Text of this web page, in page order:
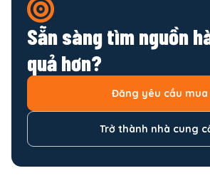
Sẵn sàng tìm nguồn
quả hơn?
Đăng yêu cầu mua
Trở thành nhà cung